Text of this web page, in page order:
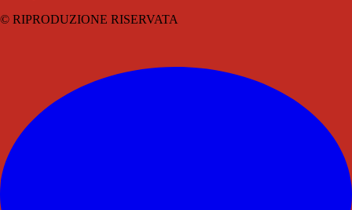
© RIPRODUZIONE RISERVATA